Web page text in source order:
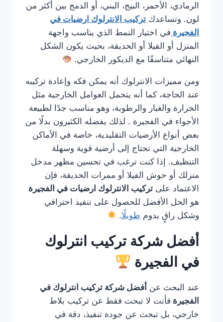
الرمادي، الأحمر، البيج، البني، أو الدمج بين أكثر من
لون. وتساعدك تركيب الانترلوك ارضيات في
الفجيرة في اختيار النمط الذي يناسب واجهة
المنزل أو الفيلا أو الحديقة، بحيث يكون الشكل
النهائي متناسقًا مع الديكور الخارجي.
ومن مميزات الانترلوك أنه يمكن فكه وإعادة تركيبه
عند الحاجة، كما أنه يتحمل العوامل الخارجية مثل
الحرارة والغبار والرطوبة، وهو مناسب جدًا لطبيعة
الأجواء في الفجيرة . لذلك يفضله الكثيرون بدلًا من
بعض أنواع الأرضيات التقليدية، خاصة في الأماكن
الخارجية التي تحتاج إلى أرضية قوية وسهلة
التنظيف. إذا كنت ترغب في تحسين مظهر مدخل
منزلك أو حوش الفيلا أو ممرات الحديقة، فإن
الاعتماد على تركيب الانترلوك ارضيات في الفجيرة
هو الحل الأفضل للحصول على تنفيذ احترافي
وشكل راقٍ يدوم طويلًا.
أفضل شركة تركيب انترلوك
في الفجيرة
عند البحث عن أفضل شركة تركيب انترلوك في
الفجيرة فأنت لا تبحث فقط عن تركيب بلاط
خارجي، بل تبحث عن جودة تنفيذ، دقة في